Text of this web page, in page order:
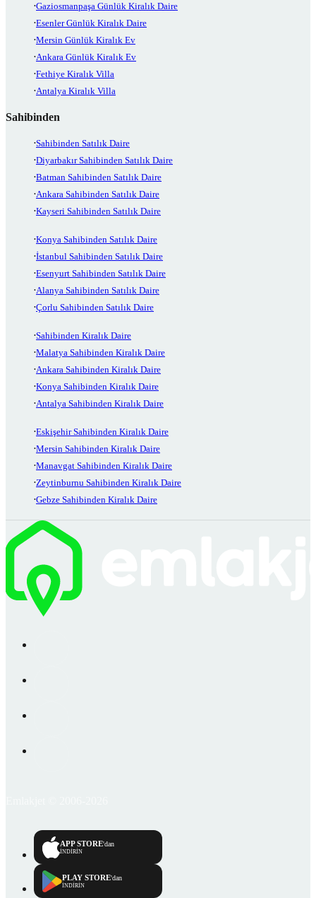
Gaziosmanpaşa Günlük Kiralık Daire
Esenler Günlük Kiralık Daire
Mersin Günlük Kiralık Ev
Ankara Günlük Kiralık Ev
Fethiye Kiralık Villa
Antalya Kiralık Villa
Sahibinden
Sahibinden Satılık Daire
Diyarbakır Sahibinden Satılık Daire
Batman Sahibinden Satılık Daire
Ankara Sahibinden Satılık Daire
Kayseri Sahibinden Satılık Daire
Konya Sahibinden Satılık Daire
İstanbul Sahibinden Satılık Daire
Esenyurt Sahibinden Satılık Daire
Alanya Sahibinden Satılık Daire
Çorlu Sahibinden Satılık Daire
Sahibinden Kiralık Daire
Malatya Sahibinden Kiralık Daire
Ankara Sahibinden Kiralık Daire
Konya Sahibinden Kiralık Daire
Antalya Sahibinden Kiralık Daire
Eskişehir Sahibinden Kiralık Daire
Mersin Sahibinden Kiralık Daire
Manavgat Sahibinden Kiralık Daire
Zeytinburnu Sahibinden Kiralık Daire
Gebze Sahibinden Kiralık Daire
APP STORE'dan
İNDİRİN
PLAY STORE'dan
İNDİRİN